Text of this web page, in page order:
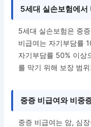
5세대 실손보험에서
5세대 실손보험은 중
비급여는 자기부담률
자기부담률 50% 이상
를 막기 위해 보장 범
중증 비급여와 비중
중증 비급여는 암, 심